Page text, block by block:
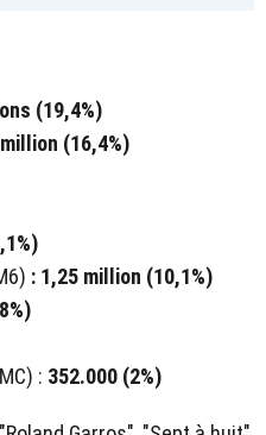
(19,4%)
(16,4%)
: 1,25 million (10,1%)
: 352.000 (2%)